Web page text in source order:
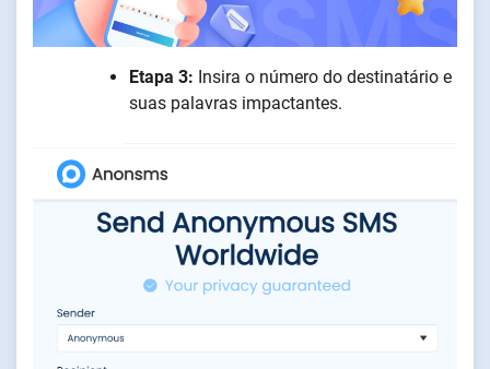
Etapa 3: Insira o número do destinatário e
suas palavras impactantes.